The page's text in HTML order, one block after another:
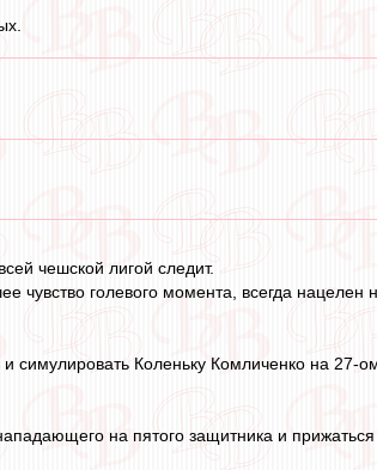
чешской лигой следит.
голевого момента, всегда нацелен
симулировать Коленьку Комличенко на 27-
на пятого защитника и